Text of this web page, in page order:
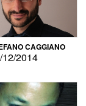
CAGGIANO
12/2014